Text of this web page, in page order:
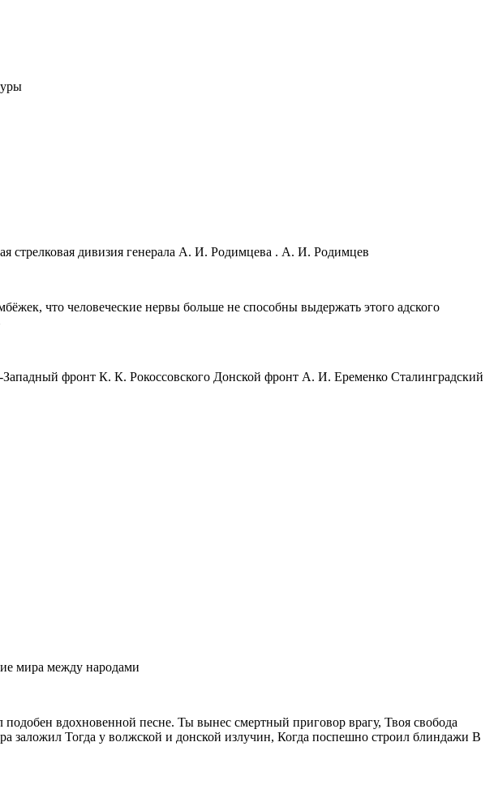
стрелковая дивизия генерала А. И. Родимцева . А. И. Родимцев
что человеческие нервы больше не способны выдержать этого адского
фронт К. К. Рокоссовского Донской фронт А. И. Еременко Сталинградский
мира между народами
вдохновенной песне. Ты вынес смертный приговор врагу, Твоя свобода
заложил Тогда у волжской и донской излучин, Когда поспешно строил блиндажи В